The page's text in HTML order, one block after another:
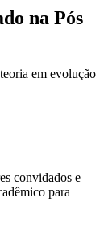
na Pós
em evolução
convidados e
para